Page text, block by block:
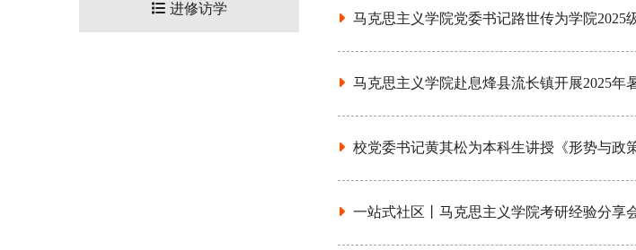
进修访学
马克思主义学院党委书记路世传为学院
马克思主义学院赴息烽县流长镇开展2025年
校党委书记黄其松为本科生讲授《形势与政
一站式社区丨马克思主义学院考研经验分享